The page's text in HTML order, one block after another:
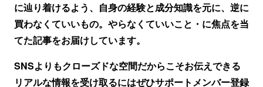
に辿り着けるよう、自身の経験と成分知識を元に、逆に
買わなくていいもの。やらなくていいこと・に焦点を当
てた記事をお届けしています。
SNSよりもクローズドな空間だからこそお伝えできる
リアルな情報を受け取るにはぜひサポートメンバー登録